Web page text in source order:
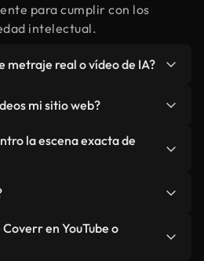
para cumplir con los
intelectual.
metraje real o vídeo de IA?
móvil y vídeos
está claramente
mi sitio web?
versiones optimizadas
para uso de
la escena exacta de
como "Fotografía
la IA la generará en
estándares.
los vídeos en nuestra
aunque siempre se
en YouTube o